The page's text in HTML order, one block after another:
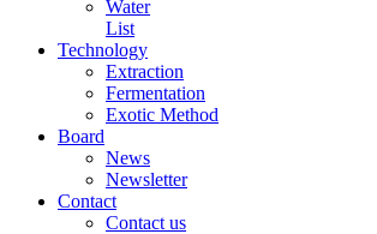
Water
List
Technology
Extraction
Fermentation
Exotic Method
Board
News
Newsletter
Contact
Contact us